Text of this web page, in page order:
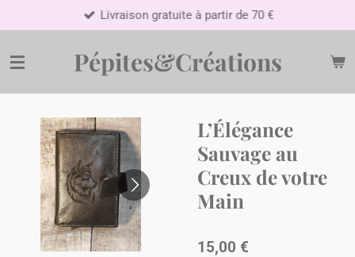
au
principal
Livraison gratuite à partir de 70 €
Pépites&Créations
L’Élégance
Sauvage au
Creux de votre
Main
15,00 €